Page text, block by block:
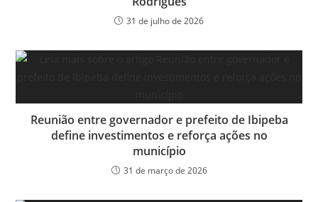
31 de julho de 2026
Reunião entre governador e prefeito de Ibipeba
define investimentos e reforça ações no
município
31 de março de 2026